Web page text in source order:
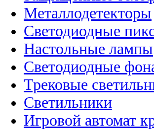
Металлодетекторы
Светодиодные
Настольные лампы
Светодиодные
Трековые
Светильники
Игровой автомат